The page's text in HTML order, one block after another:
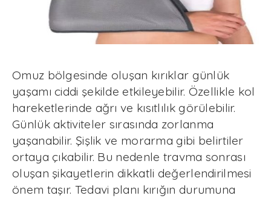
Omuz bölgesinde oluşan kırıklar günlük
yaşamı ciddi şekilde etkileyebilir. Özellikle kol
hareketlerinde ağrı ve kısıtlılık görülebilir.
Günlük aktiviteler sırasında zorlanma
yaşanabilir. Şişlik ve morarma gibi belirtiler
ortaya çıkabilir. Bu nedenle travma sonrası
oluşan şikayetlerin dikkatli değerlendirilmesi
önem taşır. Tedavi planı kırığın durumuna